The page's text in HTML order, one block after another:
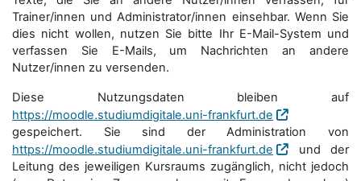
Trainer/innen und Administrator/innen einsehbar. Wenn Sie
dies nicht wollen, nutzen Sie bitte Ihr E-Mail-System und
verfassen Sie E-Mails, um Nachrichten an andere
Nutzer/innen zu versenden.
Diese Nutzungsdaten bleiben auf
https://moodle.studiumdigitale.uni-frankfurt.de
gespeichert. Sie sind der Administration von
https://moodle.studiumdigitale.uni-frankfurt.de
und der
Leitung des jeweiligen Kursraums zugänglich, nicht jedoch